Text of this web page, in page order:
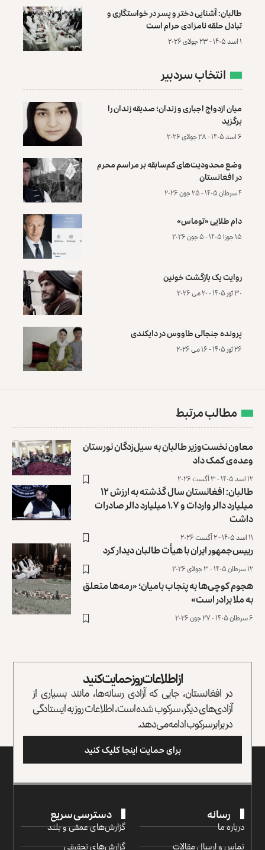
طالبان: آشنایی دختر و پسر در خواستگاری و
تبادل حلقه نامزادی حرام است
۱ اسد ۱۴۰۵ - ۲۳ جولای ۲۰۲۶
انتخاب سردبیر
میان ازدواج اجباری و زندان؛ صدیقه زندان را
برگزید
۶ اسد ۱۴۰۵ - ۲۸ جولای ۲۰۲۶
وضع محدودیت‌های کم‌سابقه بر مراسم محرم
در افغانستان
۴ سرطان ۱۴۰۵ - ۲۵ جون ۲۰۲۶
دام طلایی «توماس»
۱۵ جوزا ۱۴۰۵ - ۵ جون ۲۰۲۶
روایت یک بازگشت خونین
۳۰ ثور ۱۴۰۵ - ۲۰ می ۲۰۲۶
پرونده‌ جنجالی طاووس در دایکندی
۲۶ ثور ۱۴۰۵ - ۱۶ می ۲۰۲۶
مطالب مرتبط
معاون نخست‌وزیر طالبان به سیل‌زدگان نورستان
وعده‌ی کمک داد
۱۲ اسد ۱۴۰۵ - ۳ آگست ۲۰۲۶
طالبان: افغانستان سال گذشته به ارزش ۱۲
میلیارد دالر واردات و ۱.۷ میلیارد دالر صادرات
داشت
۱۱ اسد ۱۴۰۵ - ۲ آگست ۲۰۲۶
رییس‌جمهور ایران با هیأت طالبان دیدار کرد
۱۲ سرطان ۱۴۰۵ - ۳ جولای ۲۰۲۶
هجوم کوچی‌ها به پنجاب بامیان؛ «رمه‌ها متعلق
به ملا برادر است»
۶ سرطان ۱۴۰۵ - ۲۷ جون ۲۰۲۶
از اطلاعات روز حمایت کنید
در افغانستان، جایی که آزادی رسانه‌ها، مانند بسیاری از
آزادی‌های دیگر، سرکوب شده است، اطلاعات روز به ایستادگی
در برابر سرکوب ادامه می‌دهد.
برای حمایت اینجا کلیک کنید
رسانه
درباره ما
تماس و ارسال مقالات
دسترسی سریع
گزارش‌‌های عمقی و بلند
گزارش‌های تحقیقی